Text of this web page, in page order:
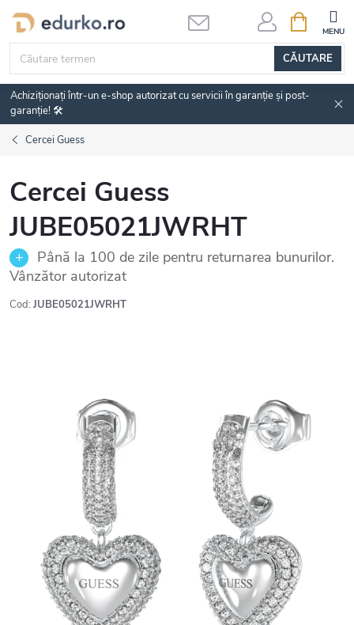
Treci
conținut
CĂUTARE
DE
Achiziționați într-un e-shop autorizat cu servicii în garanție și post-
garanție! 🛠️
Cercei Guess
Cercei Guess
JUBE05021JWRHT
Până la 100 de zile pentru returnarea bunurilor.
Vânzător autorizat
Cod: JUBE05021JWRHT